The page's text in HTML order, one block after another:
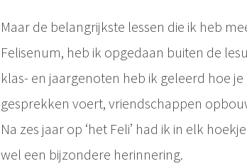
Maar de belangrijkste lessen die ik heb
Felisenum, heb ik opgedaan buiten de
klas- en jaargenoten heb ik geleerd hoe
gesprekken voert, vriendschappen
Na zes jaar op ‘het Feli’ had ik in elk
wel een bijzondere herinnering.